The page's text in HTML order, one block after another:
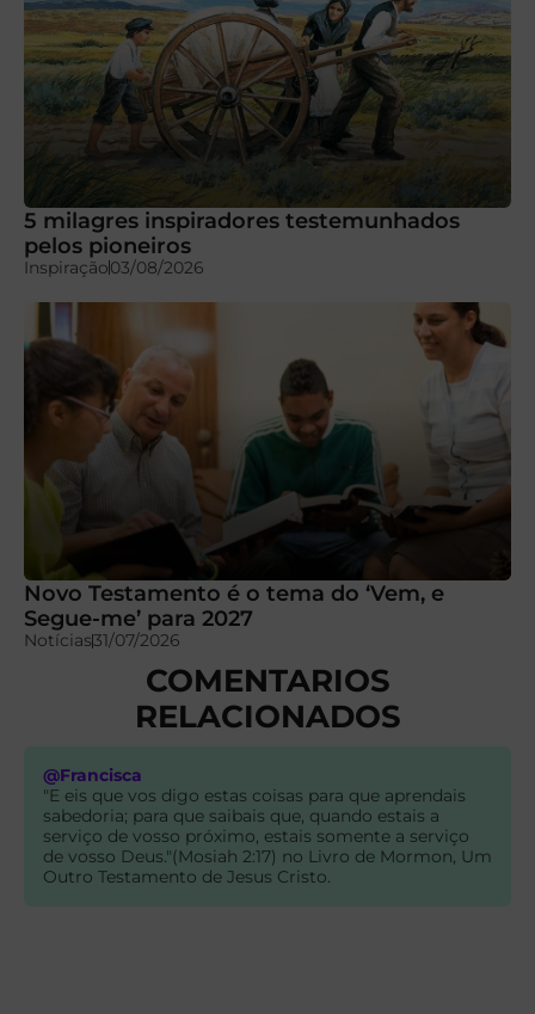
5 milagres inspiradores testemunhados
pelos pioneiros
Inspiração03/08/2026
Novo Testamento é o tema do ‘Vem, e
Segue-me’ para 2027
Notícias31/07/2026
COMENTARIOS
RELACIONADOS
@Francisca
"E eis que vos digo estas coisas para que aprendais
sabedoria; para que saibais que, quando estais a
serviço de vosso próximo, estais somente a serviço
de vosso Deus."(Mosiah 2:17) no Livro de Mormon, Um
Outro Testamento de Jesus Cristo.